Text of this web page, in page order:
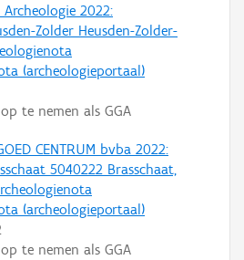
2022:
Zolder Heusden-Zolder-
(archeologieportaal)
te nemen als GGA
CENTRUM bvba 2022:
5040222 Brasschaat,
(archeologieportaal)
te nemen als GGA